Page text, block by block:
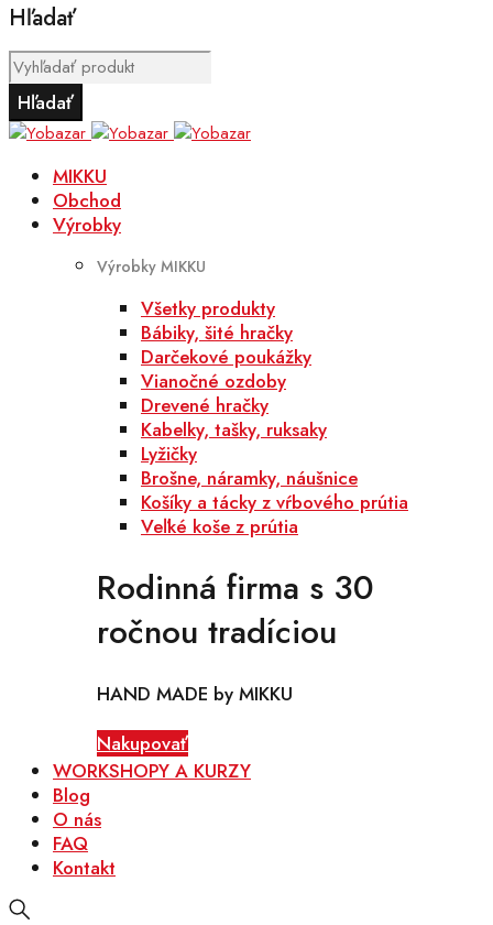
Hľadať
MIKKU
Obchod
Výrobky
Výrobky MIKKU
Všetky produkty
Bábiky, šité hračky
Darčekové poukážky
Vianočné ozdoby
Drevené hračky
Kabelky, tašky, ruksaky
Lyžičky
Brošne, náramky, náušnice
Košíky a tácky z vŕbového prútia
Veľké koše z prútia
Rodinná firma s 30
ročnou tradíciou
HAND MADE by MIKKU
Nakupovať
WORKSHOPY A KURZY
Blog
O nás
FAQ
Kontakt